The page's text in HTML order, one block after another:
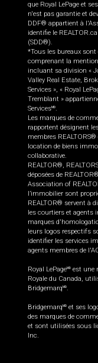
que Royal LePage et
n'est pas garantie et
DDF® appartient à
identifie le
(SDD®).
*Tous les bureaux sont
comprenant la mention
incluant sa division «
Valley Real Estate,
Services », « Royal
Tremblant »
ServicesMD.
Les marques de
rapportent désignent
membres REALTORS®
location de biens
collaborative.
REALTOR®,
déposées de
Association of
l’immobilier sont
REALTOR® servent à
les courtiers et agents
marques
leurs logos respectifs
identifier les services
agents membres de
Royal LePageMD est une
Royale du Canada,
BridgemarqMD.
BridgemarqMD et ses
des marques de
et sont utilisées sous
Inc.